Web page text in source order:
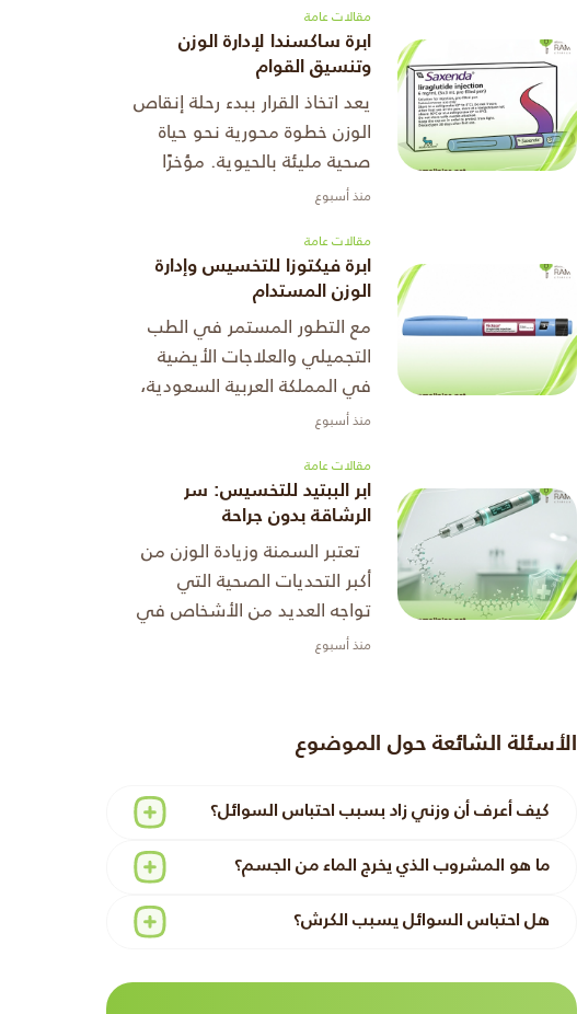
أبرز العوامل التي تؤدي إلى تم
...
مقالات عامة
ابرة ساكسندا لإدارة الوزن
وتنسيق القوام
يعد اتخاذ القرار ببدء رحلة إنقاص
الوزن خطوة محورية نحو حياة
صحية مليئة بالحيوية. مؤخرًا
أحدثت العلاجات الهرمونية
المقال داخل المملكة. من ...
منذ أسبوع
مقالات عامة
ابرة فيكتوزا للتخسيس وإدارة
الوزن المستدام
مع التطور المستمر في الطب
التجميلي والعلاجات الأيضية
في المملكة العربية السعودية،
أصبحت البدائل الغير جراحية
الأول لمن يبحث عن الأمان وا
...
منذ أسبوع
مقالات عامة
ابر الببتيد للتخسيس: سر
الرشاقة بدون جراحة
تعتبر السمنة وزيادة الوزن من
أكبر التحديات الصحية التي
تواجه العديد من الأشخاص في
عصرنا الحالي، كما أن الرغبة في
منذ أسبوع
الأسئلة الشائعة حول الموضوع
كيف أعرف أن وزني زاد بسبب احتباس السوائل؟
ما هو المشروب الذي يخرج الماء من الجسم؟
هل احتباس السوائل يسبب الكرش؟